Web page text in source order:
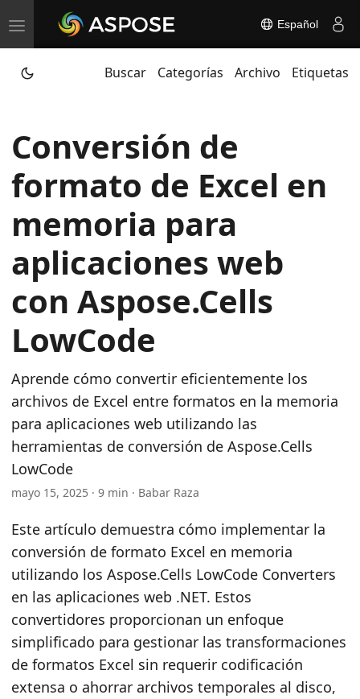
T
o
g
e
n
a
i
g
a
t
Español
Buscar Categorías Archivo Etiquetas
Conversión de
formato de Excel en
memoria para
aplicaciones web
con Aspose.Cells
LowCode
Aprende cómo convertir eficientemente los
archivos de Excel entre formatos en la memoria
para aplicaciones web utilizando las
herramientas de conversión de Aspose.Cells
LowCode
mayo 15, 2025 · 9 min · Babar Raza
Este artículo demuestra cómo implementar la
conversión de formato Excel en memoria
utilizando los Aspose.Cells LowCode Converters
en las aplicaciones web .NET. Estos
convertidores proporcionan un enfoque
simplificado para gestionar las transformaciones
de formatos Excel sin requerir codificación
extensa o ahorrar archivos temporales al disco,